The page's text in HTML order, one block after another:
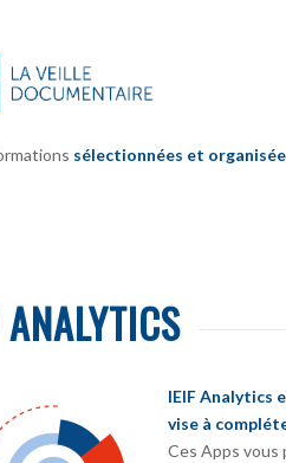
sélectionnées et
IEIF Analytics
vise à
Ces Apps vous